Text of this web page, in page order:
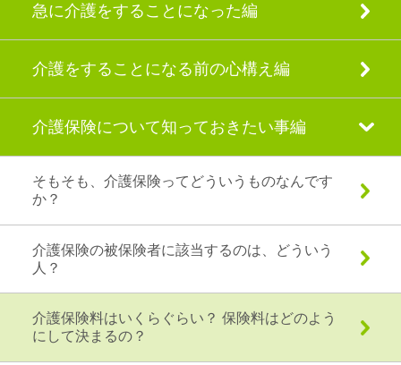
急に介護をすることになった編
介護をすることになる前の心構え編
介護保険について知っておきたい事編
そもそも、介護保険ってどういうものなんです
か？
介護保険の被保険者に該当するのは、どういう
人？
介護保険料はいくらぐらい？ 保険料はどのよう
にして決まるの？